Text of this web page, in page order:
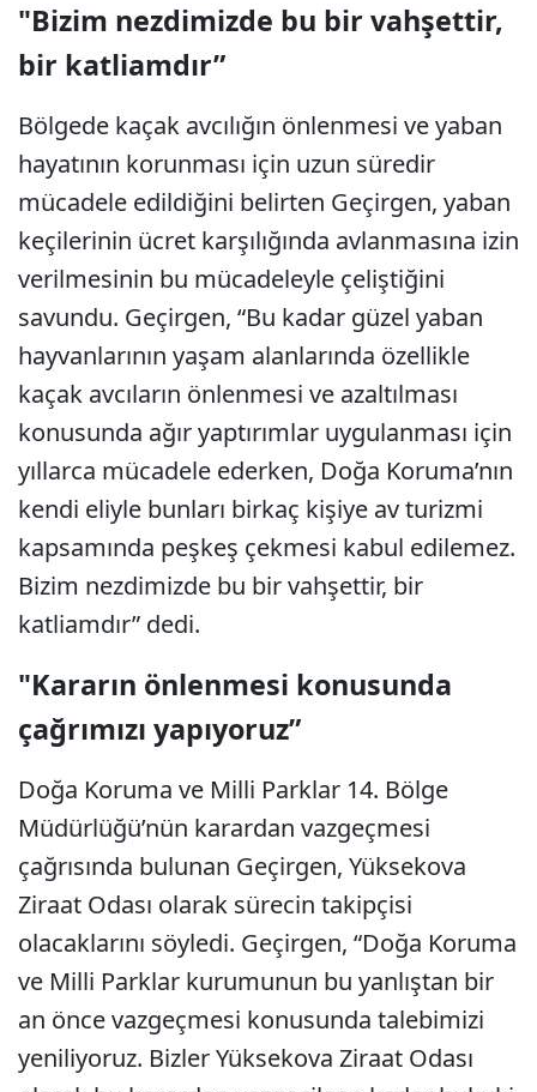
"Bizim nezdimizde bu bir vahşettir,
bir katliamdır”
Bölgede kaçak avcılığın önlenmesi ve yaban
hayatının korunması için uzun süredir
mücadele edildiğini belirten Geçirgen, yaban
keçilerinin ücret karşılığında avlanmasına izin
verilmesinin bu mücadeleyle çeliştiğini
savundu. Geçirgen, “Bu kadar güzel yaban
hayvanlarının yaşam alanlarında özellikle
kaçak avcıların önlenmesi ve azaltılması
konusunda ağır yaptırımlar uygulanması için
yıllarca mücadele ederken, Doğa Koruma’nın
kendi eliyle bunları birkaç kişiye av turizmi
kapsamında peşkeş çekmesi kabul edilemez.
Bizim nezdimizde bu bir vahşettir, bir
katliamdır” dedi.
"Kararın önlenmesi konusunda
çağrımızı yapıyoruz”
Doğa Koruma ve Milli Parklar 14. Bölge
Müdürlüğü’nün karardan vazgeçmesi
çağrısında bulunan Geçirgen, Yüksekova
Ziraat Odası olarak sürecin takipçisi
olacaklarını söyledi. Geçirgen, “Doğa Koruma
ve Milli Parklar kurumunun bu yanlıştan bir
an önce vazgeçmesi konusunda talebimizi
yeniliyoruz. Bizler Yüksekova Ziraat Odası